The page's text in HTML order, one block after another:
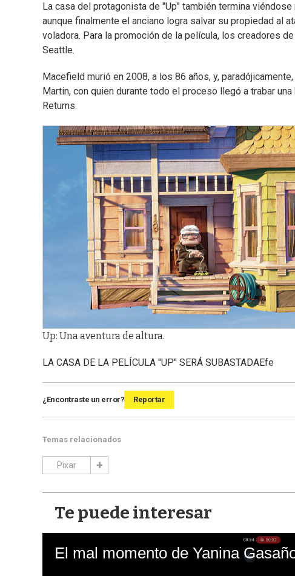
La casa del protagonista de "Up" también termina
aunque finalmente el anciano logra salvar su propiedad al
voladora. Para la promoción de la película, los creadores
Seattle.
Macefield murió en 2008, a los 86 años, y,
Martin, con quien durante todo el proceso llegó a trabar
Returns.
Up: Una aventura de altura.
LA CASA DE LA PELÍCULA "UP" SERÁ SUBASTADAEfe
¿Encontraste un error? Reportar
Temas relacionados
Pixar
Te puede interesar